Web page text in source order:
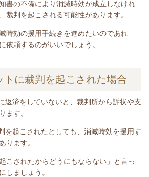
書の不備により消滅時効が成立しなけれ
裁判を起こされる可能性があります。
時効の援用手続きを進めたいのであれ
依頼するのがいいでしょう。
に裁判を起こされた場合
返済をしていないと
、裁判所から訴状や支
ます。
を起こされたとしても、消滅時効を援用す
ります。
こされたからどうにもならない」と言っ
しましょう。